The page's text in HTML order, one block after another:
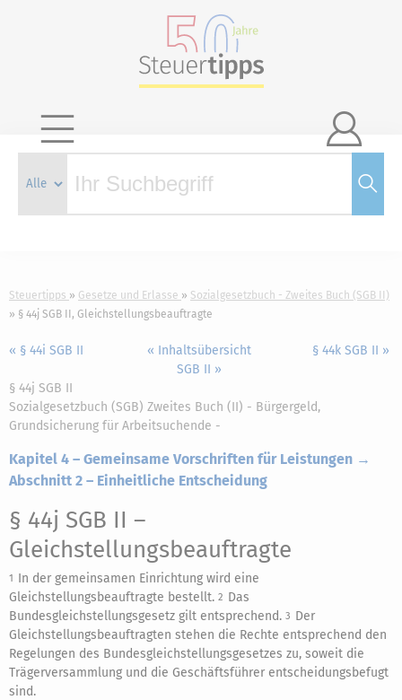

Steuertipps Gesetze und Erlasse
Sozialgesetzbuch - Zweites Buch (SGB II)
§ 44j SGB II, Gleichstellungsbeauftragte
« § 44i SGB II
« Inhaltsübersicht
SGB II »
§ 44k SGB II »
§ 44j SGB II
Sozialgesetzbuch (SGB) Zweites Buch (II) - Bürgergeld,
Grundsicherung für Arbeitsuchende -
Kapitel 4 – Gemeinsame Vorschriften für Leistungen →
Abschnitt 2 – Einheitliche Entscheidung
§ 44j SGB II –
Gleichstellungsbeauftragte
1 In der gemeinsamen Einrichtung wird eine
Gleichstellungsbeauftragte bestellt. 2 Das
Bundesgleichstellungsgesetz gilt entsprechend. 3 Der
Gleichstellungsbeauftragten stehen die Rechte entsprechend den
Regelungen des Bundesgleichstellungsgesetzes zu, soweit die
Trägerversammlung und die Geschäftsführer entscheidungsbefugt
sind.